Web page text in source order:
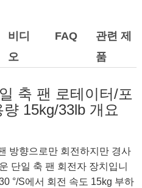
비디
오
FAQ
관련 제
품
축 팬 로테이터/포
15kg/33lb 개요
방향으로만 회전하지만 경사
단일 축 팬 회전자 장치입니
°/S에서 회전 속도 15kg 부하